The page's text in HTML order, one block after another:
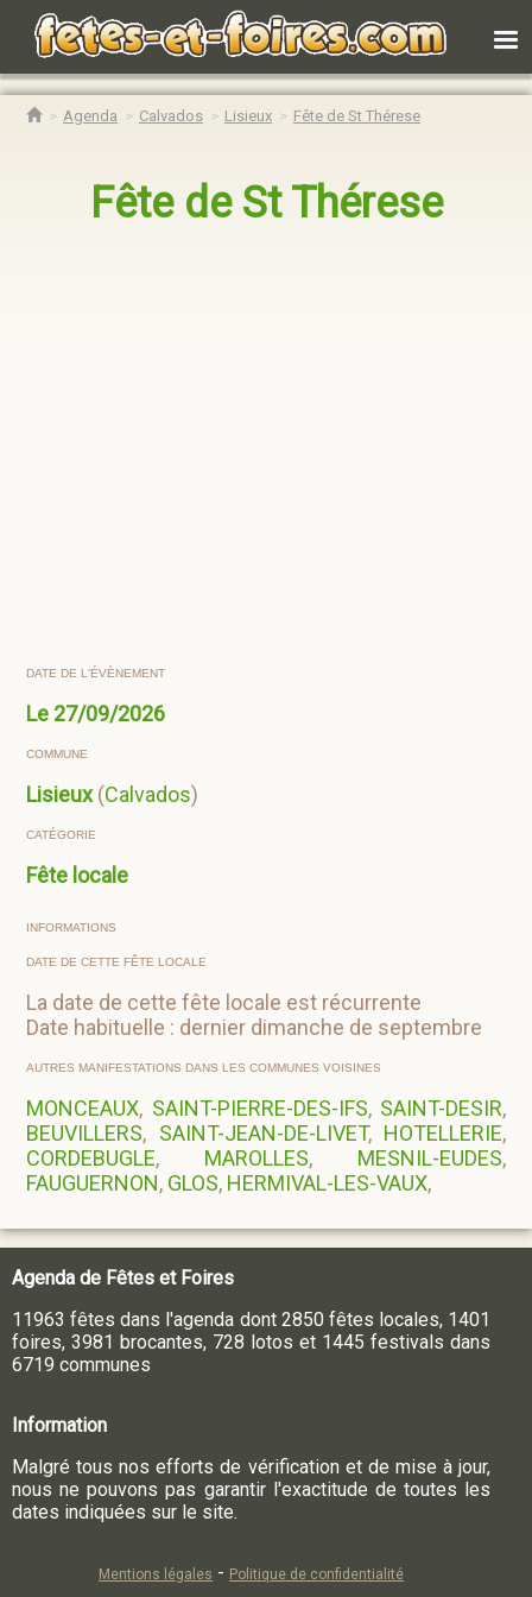
Agenda Calvados Lisieux Fête de St Thérese
Fête de St Thérese
DATE DE L'ÉVÈNEMENT
Le 27/09/2026
COMMUNE
Lisieux(Calvados)
CATÉGORIE
Fête locale
INFORMATIONS
DATE DE CETTE FÊTE LOCALE
La date de cette fête locale est récurrente
Date habituelle : dernier dimanche de septembre
AUTRES MANIFESTATIONS DANS LES COMMUNES VOISINES
MONCEAUX, SAINT-PIERRE-DES-IFS, SAINT-DESIR,
BEUVILLERS, SAINT-JEAN-DE-LIVET, HOTELLERIE,
CORDEBUGLE, MAROLLES, MESNIL-EUDES,
FAUGUERNON, GLOS, HERMIVAL-LES-VAUX,
Agenda de Fêtes et Foires
11963 fêtes dans l'agenda dont 2850 fêtes locales, 1401
foires, 3981 brocantes, 728 lotos et 1445 festivals dans
6719 communes
Information
Malgré tous nos efforts de vérification et de mise à jour,
nous ne pouvons pas garantir l'exactitude de toutes les
dates indiquées sur le site.
Mentions légales - Politique de confidentialité